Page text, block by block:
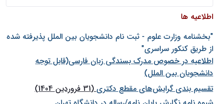
اطلاعیه ها
"بخشنامه وزارت علوم - ثبت نام دانشجويان بين الملل پذيرفته شده
از طريق كنكور سراسری"
اطلاعیه در خصوص مدرک بسندگی زبان فارسی(قابل توجه
دانشجویان بین الملل)
تقسیم بندی گرایش‌های مقطع دکتری(31 فروردین 1404)